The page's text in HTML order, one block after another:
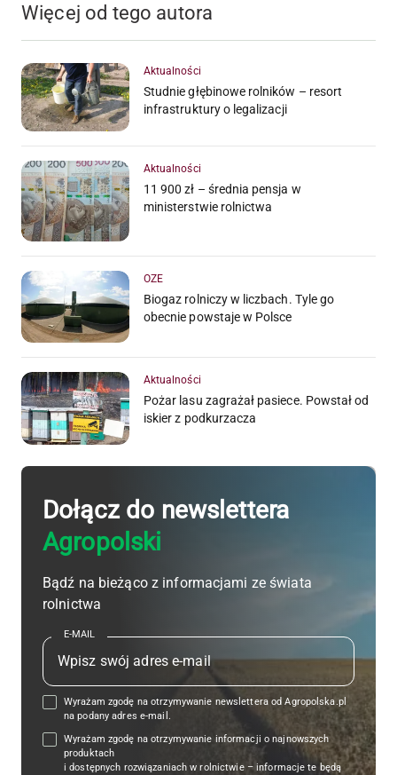
Więcej od tego autora
Aktualności
Studnie głębinowe rolników – resort
infrastruktury o legalizacji
Aktualności
11 900 zł – średnia pensja w
ministerstwie rolnictwa
OZE
Biogaz rolniczy w liczbach. Tyle go
obecnie powstaje w Polsce
Aktualności
Pożar lasu zagrażał pasiece. Powstał od
iskier z podkurzacza
Dołącz do newslettera
Agropolski
Bądź na bieżąco z informacjami ze świata
rolnictwa
E-MAIL
Wyrażam zgodę na otrzymywanie newslettera od Agropolska.pl
na podany adres e-mail.
Wyrażam zgodę na otrzymywanie informacji o najnowszych
produktach
i dostępnych rozwiązaniach w rolnictwie – informacje te będą